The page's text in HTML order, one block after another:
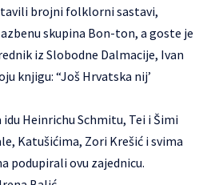
brojni folklorni sastavi,
skupina Bon-ton, a goste je
iz Slobodne Dalmacije, Ivan
knjigu: “Još Hrvatska nij’
Heinrichu Schmitu, Tei i Šimi
Katušićima, Zori Krešić i svima
podupirali ovu zajednicu.